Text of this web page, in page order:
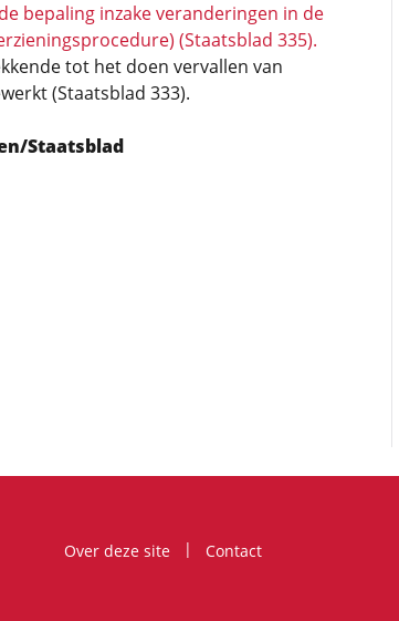
bepaling inzake veranderingen in de
(Staatsblad 335).
tot het doen vervallen van
(Staatsblad 333).
Staatsblad
Over deze site
Contact